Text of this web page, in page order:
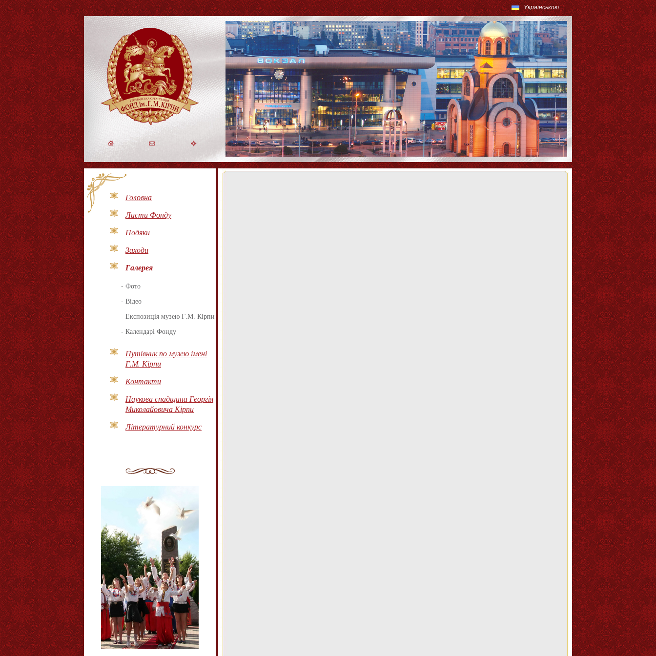
Українською
Головна
Листи Фонду
Подяки
Заходи
Галерея
- Фото
- Відео
- Експозиція музею Г.М. Кірпи
- Календарі Фонду
Путівник по музею імені
Г.М. Кірпи
Контакти
Наукова спадщина Георгія
Миколайовича Кірпи
Літературний конкурс